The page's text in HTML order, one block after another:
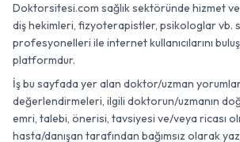
Doktorsitesi.com sağlık sektöründe hizmet
diş hekimleri, fizyoterapistler, psikologlar vb.
profesyonelleri ile internet kullanıcılarını
platformdur.
İş bu sayfada yer alan doktor/uzman
değerlendirmeleri, ilgili doktorun/uzmanın
emri, talebi, önerisi, tavsiyesi ve/veya ricası
hasta/danışan tarafından bağımsız olarak